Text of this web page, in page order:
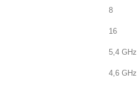
8
16
5,4 GHz
4,6 GHz